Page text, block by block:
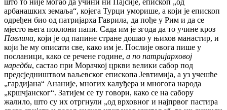
што то није могао да учини ни Пајсије, епископ „од
арбанашких земаља“, којега Турци уморише, а који је епископ
одређен био од патријарха Гаврила, да пође у Рим и да се
мјесто њега поклони папи. Сада им је згода да то учине кроз
Павлина, који је од папине стране дошао у њихов манастир, и
који ће му описати све, како им је. Послије овога пише у
посланици, како се речене године, а по патријарховој
наредби, састао при Морачкој цркви велики сабор под
предсједништвом ваљевског епископа Јевтимија, а уз учешће
„гардијана“ Ананије, многих калуђера и многога народа
„кршчјанског“. Затијем се ту говори, како се на сабору
жалило, што су их отргнули „од врховног и најпрвог пастира